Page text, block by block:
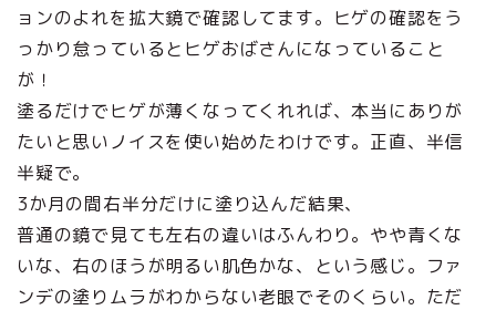
ョンのよれを拡大鏡で確認してます。ヒゲの確認をう
っかり怠っているとヒゲおばさんになっていること
が！
塗るだけでヒゲが薄くなってくれれば、本当にありが
たいと思いノイスを使い始めたわけです。正直、半信
半疑で。
3か月の間右半分だけに塗り込んだ結果、
普通の鏡で見ても左右の違いはふんわり。やや青くな
いな、右のほうが明るい肌色かな、という感じ。ファ
ンデの塗りムラがわからない老眼でそのくらい。ただ